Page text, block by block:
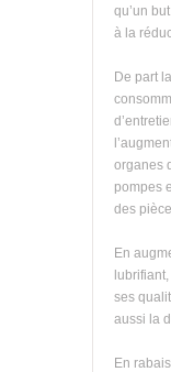
qu’un
à la
De part
organes
pompes
des
En
ses
aussi la
En